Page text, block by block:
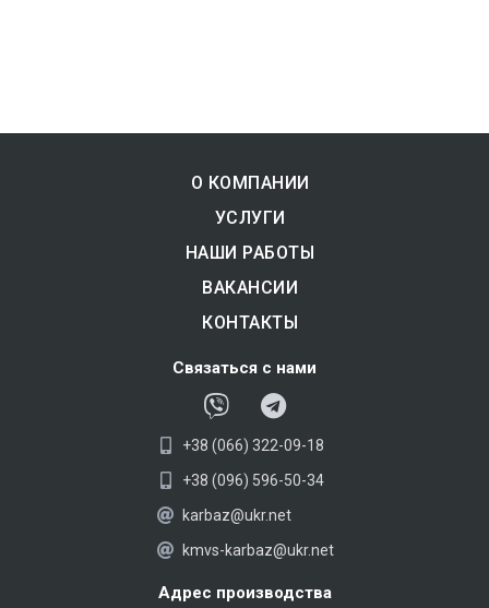
О КОМПАНИИ
УСЛУГИ
НАШИ РАБОТЫ
ВАКАНСИИ
КОНТАКТЫ
Связаться с нами
V
i
b
e
r
T
l
e
g
a
m
+38 (066) 322-09-18
+38 (096) 596-50-34
karbaz@ukr.net
kmvs-karbaz@ukr.net
Адрес производства